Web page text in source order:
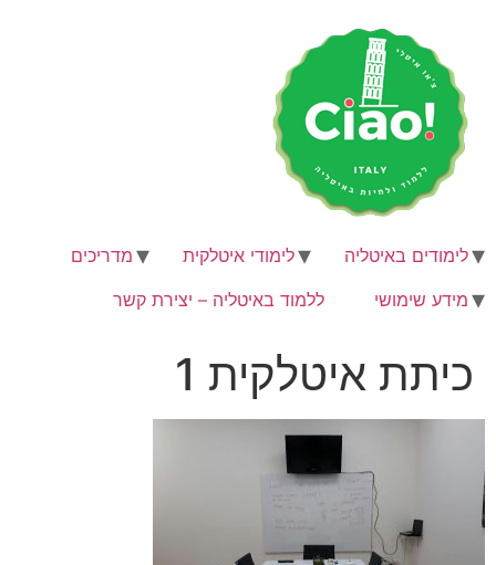
לימודים באיטליה לימודי איטלקית
מדריכים
מידע שימושי
ללמוד באיטליה – יצירת קשר
כיתת איטלקית 1